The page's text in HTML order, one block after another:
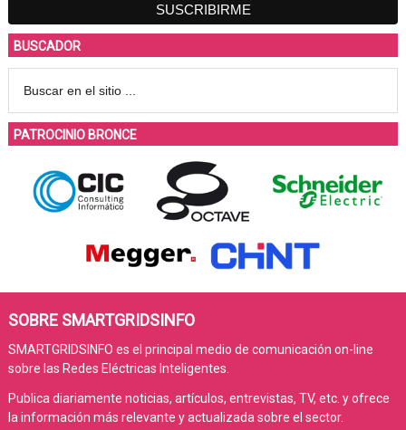
BUSCADOR
PATROCINIO BRONCE
SOBRE SMARTGRIDSINFO
SMARTGRIDSINFO es el principal medio de comunicación on-line
sobre las Redes Eléctricas Inteligentes.
Publica diariamente noticias, artículos, entrevistas, TV, etc. y ofrece
la información más relevante y actualizada sobre el sector.